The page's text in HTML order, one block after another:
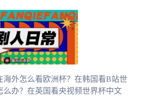
海外怎么看欧洲杯？在韩国看B站世
么办？在英国看央视频世界杯中文